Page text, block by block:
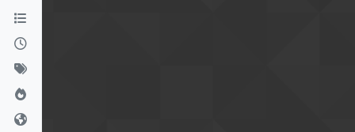
Aller directement au contenu